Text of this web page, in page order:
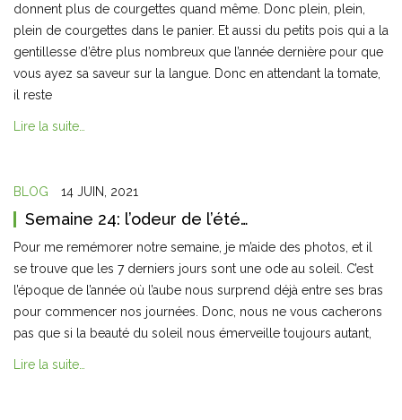
donnent plus de courgettes quand même. Donc plein, plein,
plein de courgettes dans le panier. Et aussi du petits pois qui a la
gentillesse d’être plus nombreux que l’année dernière pour que
vous ayez sa saveur sur la langue. Donc en attendant la tomate,
il reste
Lire la suite…
BLOG 14 JUIN, 2021
Semaine 24: l’odeur de l’été…
Pour me remémorer notre semaine, je m’aide des photos, et il
se trouve que les 7 derniers jours sont une ode au soleil. C’est
l’époque de l’année où l’aube nous surprend déjà entre ses bras
pour commencer nos journées. Donc, nous ne vous cacherons
pas que si la beauté du soleil nous émerveille toujours autant,
Lire la suite…